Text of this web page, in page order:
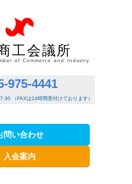
工会議所
of Commerce and Industry
975-4441
（FAXは24時間受付けております）
問い合わせ
入会案内